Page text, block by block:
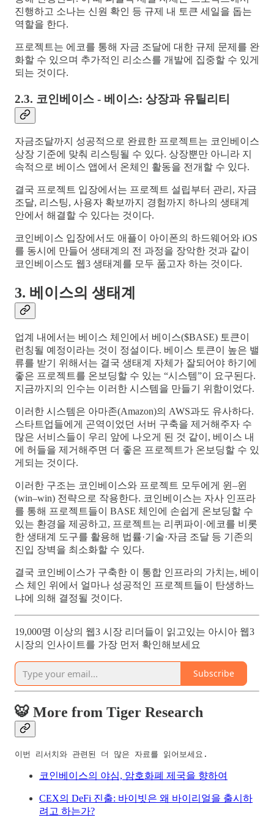
진행하고 소나는 신원 확인 등 규제 내 토큰 세일을 돕는
역할을 한다.
프로젝트는 에코를 통해 자금 조달에 대한 규제 문제를 완
화할 수 있으며 추가적인 리소스를 개발에 집중할 수 있게
되는 것이다.
2.3. 코인베이스 - 베이스: 상장과 유틸리티
자금조달까지 성공적으로 완료한 프로젝트는 코인베이스
상장 기준에 맞춰 리스팅될 수 있다. 상장뿐만 아니라 지
속적으로 베이스 앱에서 온체인 활동을 전개할 수 있다.
결국 프로젝트 입장에서는 프로젝트 설립부터 관리, 자금
조달, 리스팅, 사용자 확보까지 경험까지 하나의 생태계
안에서 해결할 수 있다는 것이다.
코인베이스 입장에서도 애플이 아이폰의 하드웨어와 iOS
를 동시에 만들어 생태계의 전 과정을 장악한 것과 같이
코인베이스도 웹3 생태계를 모두 품고자 하는 것이다.
3. 베이스의 생태계
업계 내에서는 베이스 체인에서 베이스($BASE) 토큰이
런칭될 예정이라는 것이 정설이다. 베이스 토큰이 높은 밸
류를 받기 위해서는 결국 생태계 자체가 잘되어야 하기에
좋은 프로젝트를 온보딩할 수 있는 “시스템”이 요구된다.
지금까지의 인수는 이러한 시스템을 만들기 위함이었다.
이러한 시스템은 아마존(Amazon)의 AWS과도 유사하다.
스타트업들에게 곤역이었던 서버 구축을 제거해주자 수
많은 서비스들이 우리 앞에 나오게 된 것 같이, 베이스 내
에 허들을 제거해주면 더 좋은 프로젝트가 온보딩할 수 있
게되는 것이다.
이러한 구조는 코인베이스와 프로젝트 모두에게 윈–윈
(win–win) 전략으로 작용한다. 코인베이스는 자사 인프라
를 통해 프로젝트들이 BASE 체인에 손쉽게 온보딩할 수
있는 환경을 제공하고, 프로젝트는 리퀴파이·에코를 비롯
한 생태계 도구를 활용해 법률·기술·자금 조달 등 기존의
진입 장벽을 최소화할 수 있다.
결국 코인베이스가 구축한 이 통합 인프라의 가치는, 베이
스 체인 위에서 얼마나 성공적인 프로젝트들이 탄생하느
냐에 의해 결정될 것이다.
19,000명 이상의 웹3 시장 리더들이 읽고있는 아시아 웹3
시장의 인사이트를 가장 먼저 확인해보세요
Subscribe
🐯 More from Tiger Research
이번 리서치와 관련된 더 많은 자료를 읽어보세요.
코인베이스의 야심, 암호화폐 제국을 향하여
CEX의 DeFi 진출: 바이빗은 왜 바이리얼을 출시하
려고 하는가?